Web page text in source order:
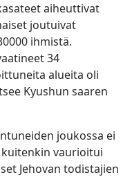
aiheuttivat
joutuivat
ihmistä.
34
alueita oli
Kyushun saaren
joukossa ei
kuitenkin vaurioitui
Jehovan todistajien